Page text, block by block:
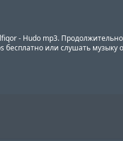
- Hudo mp3.
бесплатно или слушать музыку